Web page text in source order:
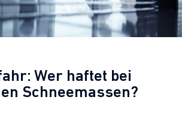
Wer haftet bei
Schneemassen?